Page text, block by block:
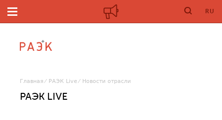
RU
Главная РАЭК Live Новости отрасли
РАЭК LIVE